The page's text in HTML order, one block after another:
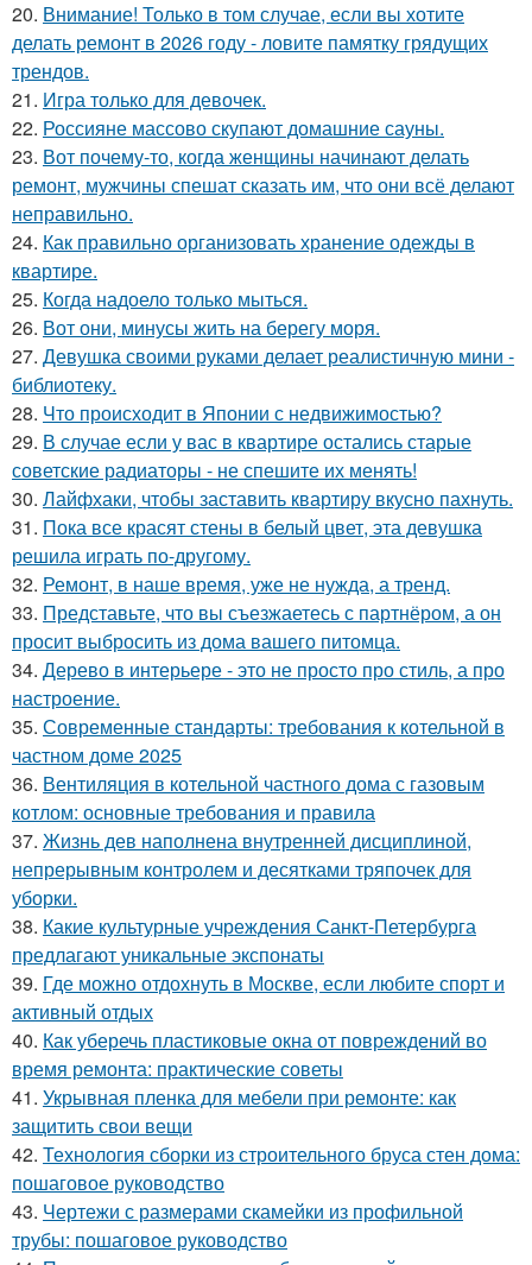
20. Внимание! Только в том случае, если вы хотите
делать ремонт в 2026 году - ловите памятку грядущих
трендов.
21. Игра только для девочек.
22. Россияне массово скупают домашние сауны.
23. Вот почему-то, когда женщины начинают делать
ремонт, мужчины спешат сказать им, что они всё делают
неправильно.
24. Как правильно организовать хранение одежды в
квартире.
25. Когда надоело только мыться.
26. Вот они, минусы жить на берегу моря.
27. Девушка своими руками делает реалистичную мини -
библиотеку.
28. Что происходит в Японии с недвижимостью?
29. В случае если у вас в квартире остались старые
советские радиаторы - не спешите их менять!
30. Лайфхаки, чтобы заставить квартиру вкусно пахнуть.
31. Пока все красят стены в белый цвет, эта девушка
решила играть по-другому.
32. Ремонт, в наше время, уже не нужда, а тренд.
33. Представьте, что вы съезжаетесь с партнёром, а он
просит выбросить из дома вашего питомца.
34. Дерево в интерьере - это не просто про стиль, а про
настроение.
35. Современные стандарты: требования к котельной в
частном доме 2025
36. Вентиляция в котельной частного дома с газовым
котлом: основные требования и правила
37. Жизнь дев наполнена внутренней дисциплиной,
непрерывным контролем и десятками тряпочек для
уборки.
38. Какие культурные учреждения Санкт-Петербурга
предлагают уникальные экспонаты
39. Где можно отдохнуть в Москве, если любите спорт и
активный отдых
40. Как уберечь пластиковые окна от повреждений во
время ремонта: практические советы
41. Укрывная пленка для мебели при ремонте: как
защитить свои вещи
42. Технология сборки из строительного бруса стен дома:
пошаговое руководство
43. Чертежи с размерами скамейки из профильной
трубы: пошаговое руководство